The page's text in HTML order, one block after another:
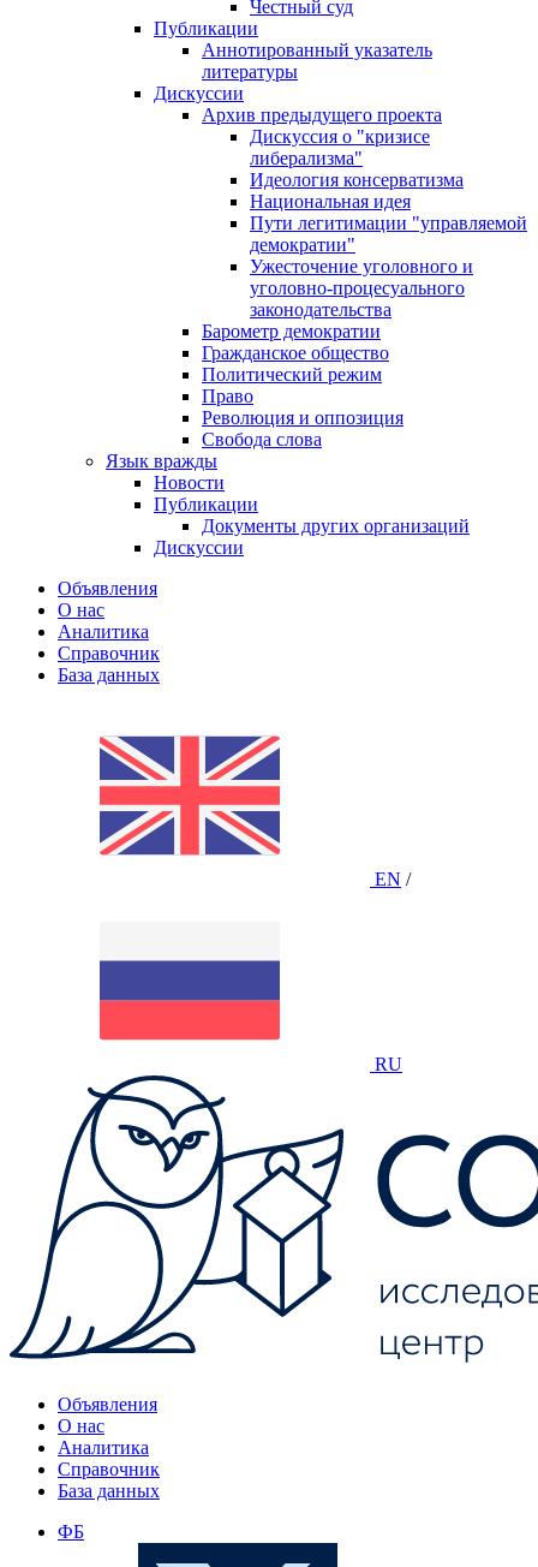
Честный суд
Публикации
Аннотированный указатель
литературы
Дискуссии
Архив предыдущего проекта
Дискуссия о "кризисе
либерализма"
Идеология консерватизма
Национальная идея
Пути легитимации "управляемой
демократии"
Ужесточение уголовного и
уголовно-процесуального
законодательства
Барометр демократии
Гражданское общество
Политический режим
Право
Революция и оппозиция
Свобода слова
Язык вражды
Новости
Публикации
Документы других организаций
Дискуссии
Объявления
О нас
Аналитика
Справочник
База данных
EN /
RU
Объявления
О нас
Аналитика
Справочник
База данных
ФБ